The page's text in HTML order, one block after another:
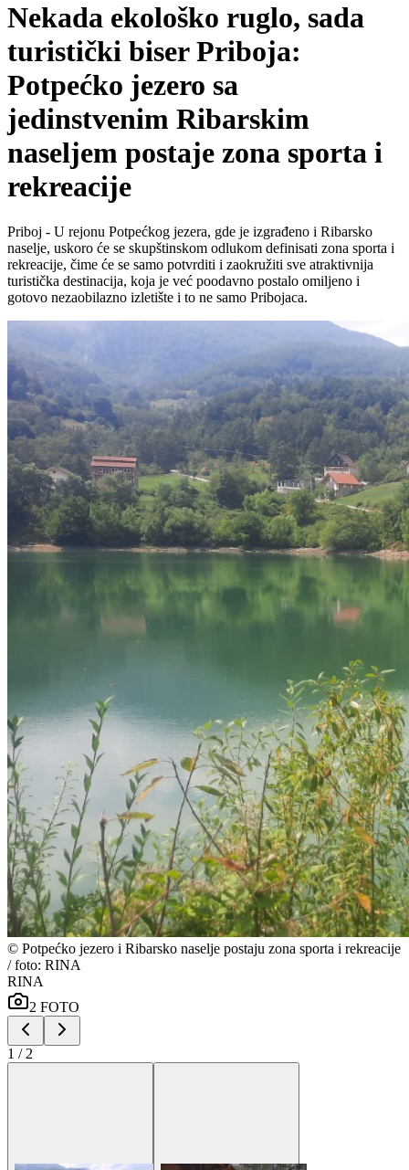
Nekada ekološko ruglo, sada
turistički biser Priboja:
Potpećko jezero sa
jedinstvenim Ribarskim
naseljem postaje zona sporta i
rekreacije
Priboj - U rejonu Potpećkog jezera, gde je izgrađeno i Ribarsko
naselje, uskoro će se skupštinskom odlukom definisati zona sporta i
rekreacije, čime će se samo potvrditi i zaokružiti sve atraktivnija
turistička destinacija, koja je već poodavno postalo omiljeno i
gotovo nezaobilazno izletište i to ne samo Pribojaca.
© Potpećko jezero i Ribarsko naselje postaju zona sporta i rekreacije
/ foto: RINA
RINA
2 FOTO
1 / 2